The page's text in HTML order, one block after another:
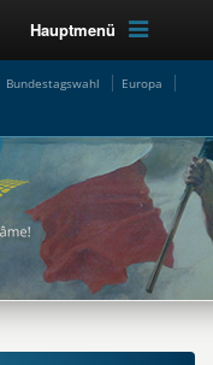
Hauptmenü
Bundestagswahl
Europa